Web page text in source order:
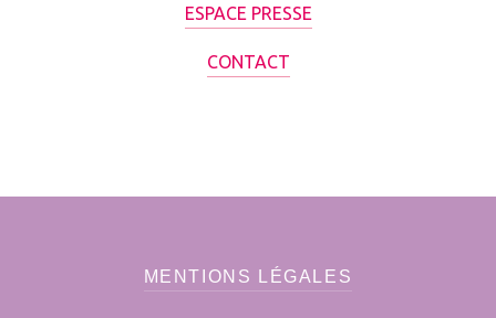
ESPACE PRESSE
CONTACT
MENTIONS LÉGALES